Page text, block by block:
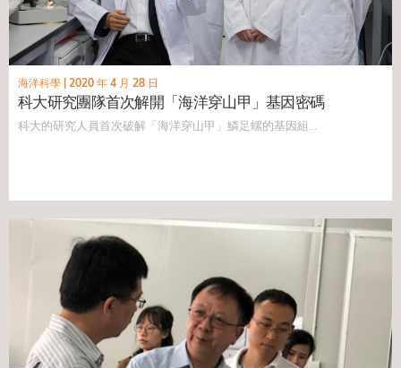
海洋科學 | 2020 年 4 月 28 日
科大研究團隊首次解開「海洋穿山甲」基因密碼
科大的研究人員首次破解「海洋穿山甲」鱗足螺的基因組...